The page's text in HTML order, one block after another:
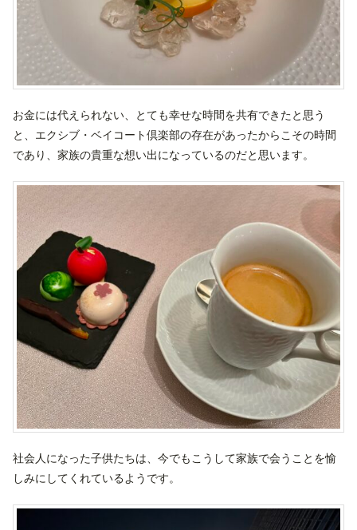
お金には代えられない、とても幸せな時間を共有できたと思う
と、エクシブ・ベイコート倶楽部の存在があったからこその時間
であり、家族の貴重な想い出になっているのだと思います。
社会人になった子供たちは、今でもこうして家族で会うことを愉
しみにしてくれているようです。